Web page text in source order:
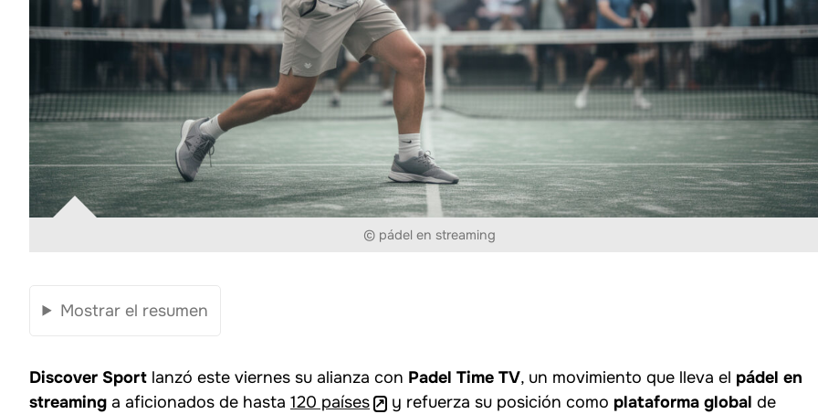
© pádel en streaming
Mostrar el resumen
Discover Sport lanzó este viernes su alianza con Padel Time TV, un movimiento que lleva el pádel en
streaming a aficionados de hasta 120 países y refuerza su posición como plataforma global de